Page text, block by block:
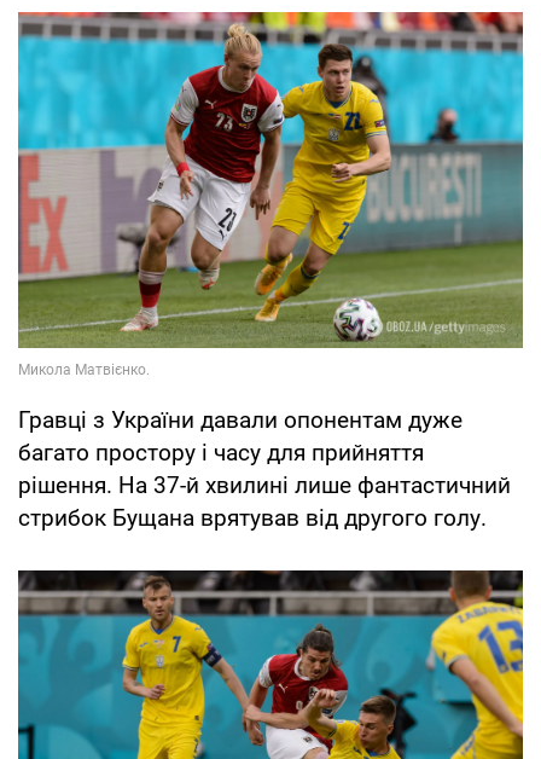
Гравці з України давали опонентам дуже
багато простору і часу для прийняття
рішення. На 37-й хвилині лише фантастичний
стрибок Бущана врятував від другого голу.